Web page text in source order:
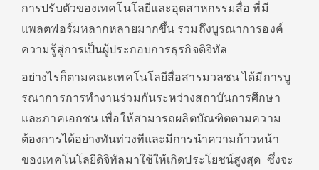
การปรับตัวของเทคโนโลยีและอุตสาหกรรมสื่อ ที่มี
แพลตฟอร์มหลากหลายมากขึ้น รวมถึงบูรณาการองค์
ความรู้สู่การเป็นผู้ประกอบการธุรกิจดิจิทัล
อย่างไรก็ตามคณะเทคโนโลยีสื่อสารมวลชน ได้มีการบู
รณาการการทำงานร่วมกันระหว่างสถาบันการศึกษา
และภาคเอกชน เพื่อให้สามารถผลิตบัณฑิตตามความ
ต้องการได้อย่างทันท่วงทีและมีการนำความก้าวหน้า
ของเทคโนโลยีดิจิทัลมาใช้ให้เกิดประโยชน์สูงสุด ซึ่งจะ